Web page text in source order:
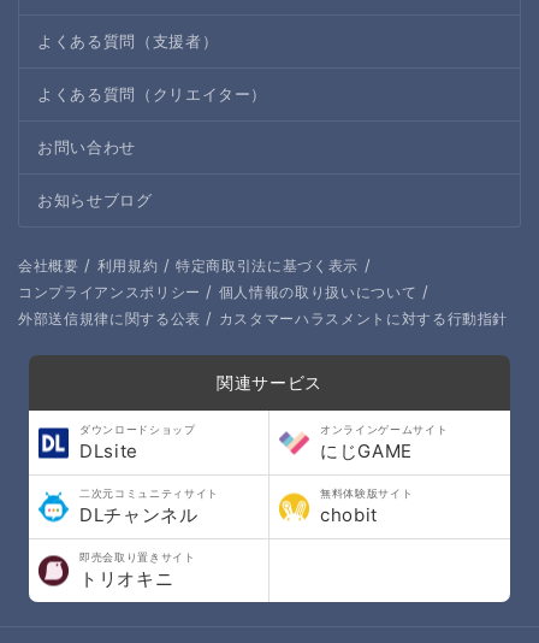
よくある質問（支援者）
よくある質問（クリエイター）
お問い合わせ
お知らせブログ
会社概要 / 利用規約 / 特定商取引法に基づく表示 /
コンプライアンスポリシー / 個人情報の取り扱いについて /
外部送信規律に関する公表 / カスタマーハラスメントに対する行動指針
関連サービス
ダウンロードショップ
DLsite
オンラインゲームサイト
にじGAME
二次元コミュニティサイト
DLチャンネル
無料体験版サイト
chobit
即売会取り置きサイト
トリオキニ